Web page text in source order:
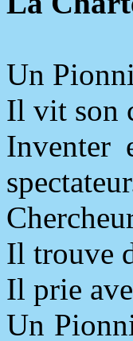
Un
Il vit son
Inventer
Il trouve
Il prie
Un